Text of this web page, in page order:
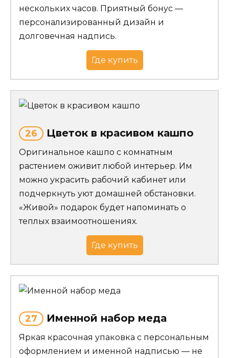
нескольких часов. Приятный бонус —
персонализированный дизайн и
долговечная надпись.
Где купить
26 Цветок в красивом кашпо
Оригинальное кашпо с комнатным
растением оживит любой интерьер. Им
можно украсить рабочий кабинет или
подчеркнуть уют домашней обстановки.
«Живой» подарок будет напоминать о
теплых взаимоотношениях.
Где купить
27 Именной набор меда
Яркая красочная упаковка с персональным
оформлением и именной надписью — не